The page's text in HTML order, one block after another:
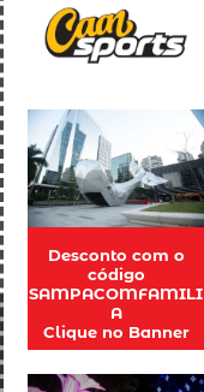
Desconto com o
código
SAMPACOMFAMILI
A
Clique no Banner